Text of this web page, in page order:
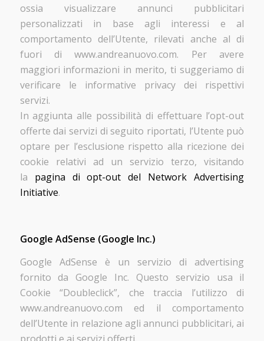
ossia visualizzare annunci pubblicitari
personalizzati in base agli interessi e al
comportamento dell’Utente, rilevati anche al di
fuori di www.andreanuovo.com. Per avere
maggiori informazioni in merito, ti suggeriamo di
verificare le informative privacy dei rispettivi
servizi.
In aggiunta alle possibilità di effettuare l’opt-out
offerte dai servizi di seguito riportati, l’Utente può
optare per l’esclusione rispetto alla ricezione dei
cookie relativi ad un servizio terzo, visitando
la pagina di opt-out del Network Advertising
Initiative.
Google AdSense (Google Inc.)
Google AdSense è un servizio di advertising
fornito da Google Inc. Questo servizio usa il
Cookie “Doubleclick”, che traccia l’utilizzo di
www.andreanuovo.com ed il comportamento
dell’Utente in relazione agli annunci pubblicitari, ai